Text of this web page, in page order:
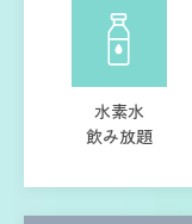
水素水
飲み放題